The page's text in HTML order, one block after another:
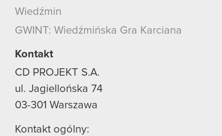
Wiedźmin
GWINT: Wiedźmińska Gra Karciana
Kontakt
CD PROJEKT S.A.
ul. Jagiellońska 74
03-301 Warszawa
Kontakt ogólny: